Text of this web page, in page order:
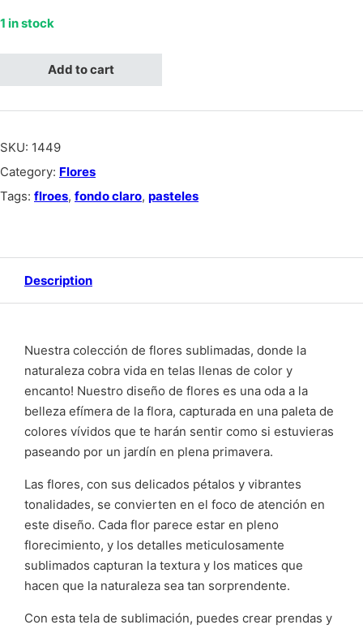
1 in stock
Flores violeta, amarillo y naranja, fondo blanco quantity
Add to cart
SKU: 1449
Category: Flores
Tags: flroes, fondo claro, pasteles
Description
Nuestra colección de flores sublimadas, donde la
naturaleza cobra vida en telas llenas de color y
encanto! Nuestro diseño de flores es una oda a la
belleza efímera de la flora, capturada en una paleta de
colores vívidos que te harán sentir como si estuvieras
paseando por un jardín en plena primavera.
Las flores, con sus delicados pétalos y vibrantes
tonalidades, se convierten en el foco de atención en
este diseño. Cada flor parece estar en pleno
florecimiento, y los detalles meticulosamente
sublimados capturan la textura y los matices que
hacen que la naturaleza sea tan sorprendente.
Con esta tela de sublimación, puedes crear prendas y